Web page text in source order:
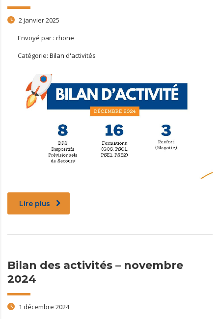
2 janvier 2025
Envoyé par : rhone
Catégorie: Bilan d'activités
Lire plus
Bilan des activités – novembre
2024
1 décembre 2024